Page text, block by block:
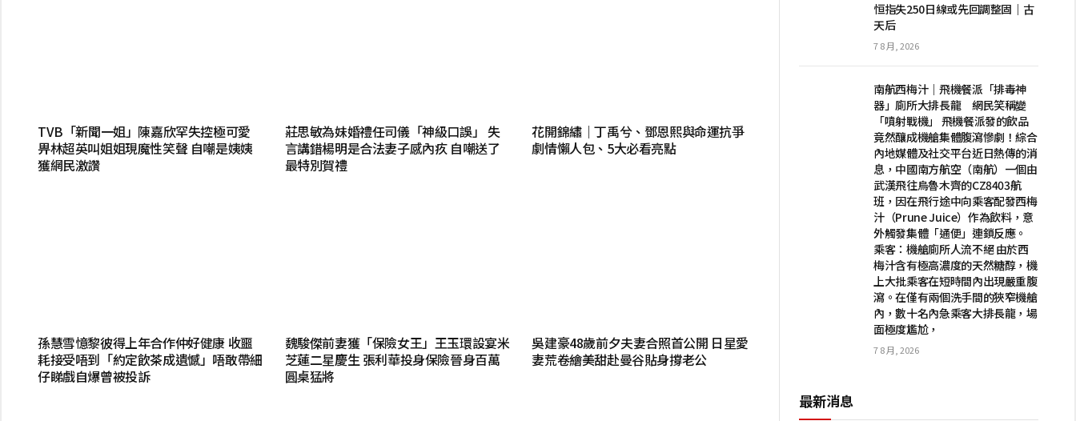
TVB「新聞一姐」陳嘉欣罕失控極可愛
畀林超英叫姐姐現魔性笑聲 自嘲是姨姨
獲網民激讚
莊思敏為妹婚禮任司儀「神級口誤」 失
言講錯楊明是合法妻子感內疚 自嘲送了
最特別賀禮
花開錦繡｜丁禹兮、鄧恩熙與命運抗爭
劇情懶人包、5大必看亮點
孫慧雪憶黎彼得上年合作仲好健康 收噩
耗接受唔到「約定飲茶成遺憾」唔敢帶細
仔睇戲自爆曾被投訴
魏駿傑前妻獲「保險女王」王玉環設宴米
芝蓮二星慶生 張利華投身保險晉身百萬
圓桌猛將
吳建豪48歲前夕夫妻合照首公開 日星愛
妻荒卷繪美甜赴曼谷貼身撐老公
恒指失250日線或先回調整固｜古
天后
7 8 月, 2026
南航西梅汁｜飛機餐派「排毒神
器」廁所大排長龍 網民笑稱變
「噴射戰機」 飛機餐派發的飲品
竟然釀成機艙集體腹瀉慘劇！綜合
內地媒體及社交平台近日熱傳的消
息，中國南方航空（南航）一個由
武漢飛往烏魯木齊的CZ8403航
班，因在飛行途中向乘客配發西梅
汁（Prune Juice）作為飲料，意
外觸發集體「通便」連鎖反應。
乘客：機艙廁所人流不絕 由於西
梅汁含有極高濃度的天然糖醇，機
上大批乘客在短時間內出現嚴重腹
瀉。在僅有兩個洗手間的狹窄機艙
內，數十名內急乘客大排長龍，場
面極度尷尬，
7 8 月, 2026
最新消息